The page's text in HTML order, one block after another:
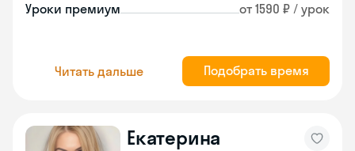
Уроки премиум от 1590 ₽ / урок
Читать дальше Подобрать время
Екатерина